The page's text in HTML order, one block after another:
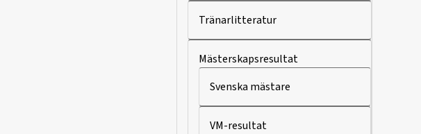
Tränarlitteratur
Mästerskapsresultat
Svenska mästare
VM-resultat